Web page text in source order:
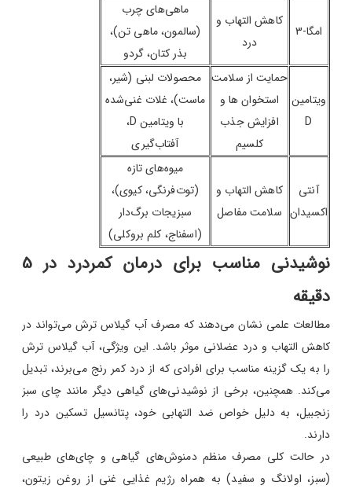
امگا-3
کاهش التهاب و
درد
ماهی‌های چرب
(سالمون، ماهی تن)،
بذر کتان، گردو
ویتامین
D
حمایت از سلامت
استخوان ها و
افزایش جذب
کلسیم
محصولات لبنی (شیر،
ماست)، غلات غنی‌شده
با ویتامین D،
آفتاب‌گیری
آنتی
اکسیدان
کاهش التهاب و
سلامت مفاصل
میوه‌های تازه
(توت‌فرنگی، کیوی)،
سبزیجات برگ‌دار
(اسفناج، کلم بروکلی)
نوشیدنی مناسب برای درمان کمردرد در 5
دقیقه
مطالعات علمی نشان می‌دهند که مصرف آب گیلاس ترش می‌تواند در
کاهش التهاب و درد عضلانی موثر باشد. این ویژگی، آب گیلاس ترش
را به یک گزینه مناسب برای افرادی که از درد کمر رنج می‌برند، تبدیل
می‌کند. همچنین، برخی از نوشیدنی‌های گیاهی دیگر مانند چای سبز
زنجبیل، به دلیل خواص ضد التهابی خود، پتانسیل تسکین درد را
دارند.
در حالت کلی مصرف منظم دمنوش‌های گیاهی و چای‌های طبیعی
(سبز، اولانگ و سفید) به همراه رژیم غذایی غنی از روغن زیتون،